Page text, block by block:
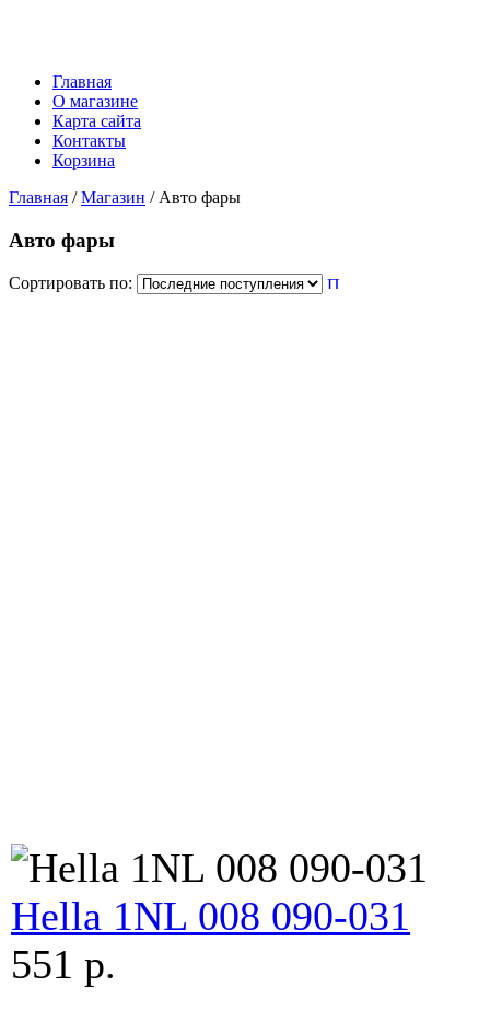
Главная
О магазине
Карта сайта
Контакты
Корзина
Главная /Магазин / Авто фары
Авто фары
Сортировать по:
Hella 1NL 008 090-031
551 p.